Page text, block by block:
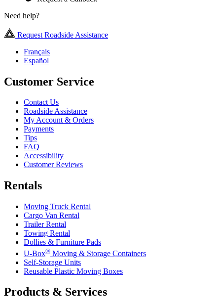
Need help?
Request Roadside Assistance
Français
Español
Customer Service
Contact Us
Roadside Assistance
My Account & Orders
Payments
Tips
FAQ
Accessibility
Customer Reviews
Rentals
Moving Truck Rental
Cargo Van Rental
Trailer Rental
Towing Rental
Dollies & Furniture Pads
U-Box® Moving & Storage Containers
Self-Storage Units
Reusable Plastic Moving Boxes
Products & Services